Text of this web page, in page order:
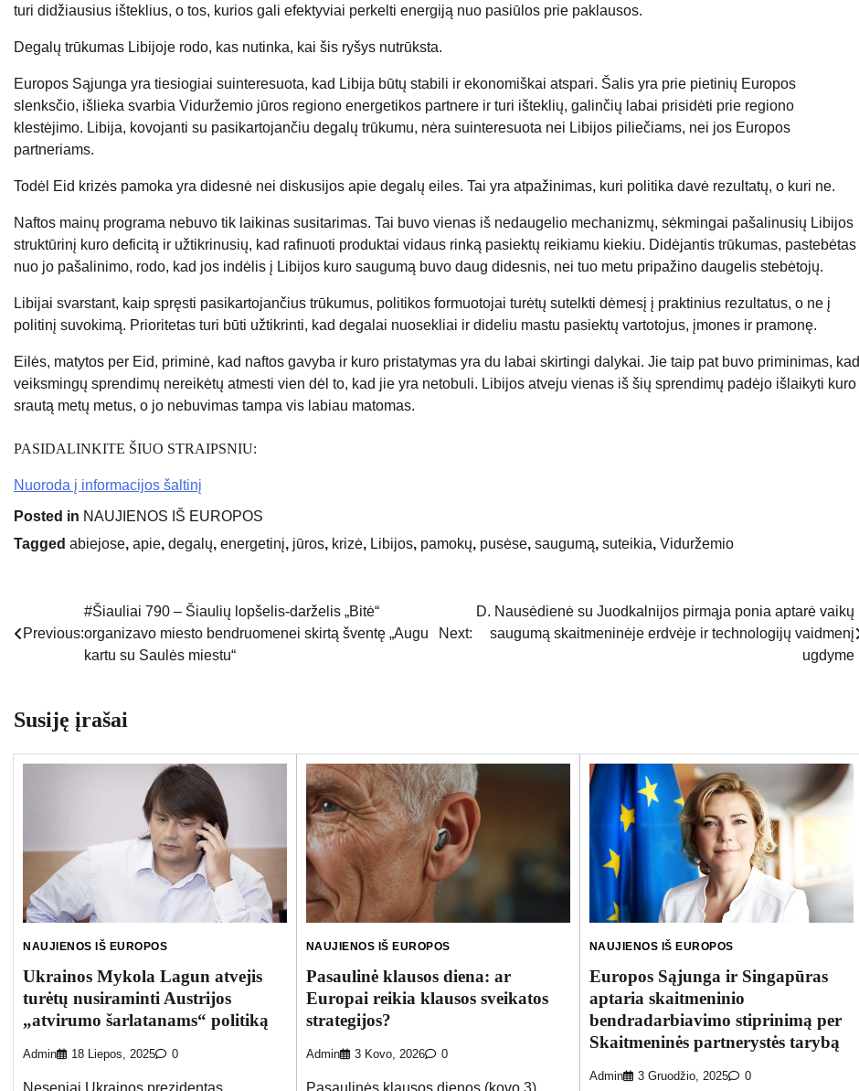
turi didžiausius išteklius, o tos, kurios gali efektyviai perkelti energiją nuo pasiūlos prie paklausos.
Degalų trūkumas Libijoje rodo, kas nutinka, kai šis ryšys nutrūksta.
Europos Sąjunga yra tiesiogiai suinteresuota, kad Libija būtų stabili ir ekonomiškai atspari. Šalis yra prie pietinių Europos
slenksčio, išlieka svarbia Viduržemio jūros regiono energetikos partnere ir turi išteklių, galinčių labai prisidėti prie regiono
klestėjimo. Libija, kovojanti su pasikartojančiu degalų trūkumu, nėra suinteresuota nei Libijos piliečiams, nei jos Europos
partneriams.
Todėl Eid krizės pamoka yra didesnė nei diskusijos apie degalų eiles. Tai yra atpažinimas, kuri politika davė rezultatų, o kuri ne.
Naftos mainų programa nebuvo tik laikinas susitarimas. Tai buvo vienas iš nedaugelio mechanizmų, sėkmingai pašalinusių Libijos
struktūrinį kuro deficitą ir užtikrinusių, kad rafinuoti produktai vidaus rinką pasiektų reikiamu kiekiu. Didėjantis trūkumas, pastebėtas
nuo jo pašalinimo, rodo, kad jos indėlis į Libijos kuro saugumą buvo daug didesnis, nei tuo metu pripažino daugelis stebėtojų.
Libijai svarstant, kaip spręsti pasikartojančius trūkumus, politikos formuotojai turėtų sutelkti dėmesį į praktinius rezultatus, o ne į
politinį suvokimą. Prioritetas turi būti užtikrinti, kad degalai nuosekliai ir dideliu mastu pasiektų vartotojus, įmones ir pramonę.
Eilės, matytos per Eid, priminė, kad naftos gavyba ir kuro pristatymas yra du labai skirtingi dalykai. Jie taip pat buvo priminimas, kad
veiksmingų sprendimų nereikėtų atmesti vien dėl to, kad jie yra netobuli. Libijos atveju vienas iš šių sprendimų padėjo išlaikyti kuro
srautą metų metus, o jo nebuvimas tampa vis labiau matomas.
PASIDALINKITE ŠIUO STRAIPSNIU:
Nuoroda į informacijos šaltinį
Posted in NAUJIENOS IŠ EUROPOS
Tagged abiejose, apie, degalų, energetinį, jūros, krizė, Libijos, pamokų, pusėse, saugumą, suteikia, Viduržemio
Navigacija
Previous:
#Šiauliai 790 – Šiaulių lopšelis-darželis „Bitė“
organizavo miesto bendruomenei skirtą šventę „Augu
kartu su Saulės miestu“
Next:
D. Nausėdienė su Juodkalnijos pirmąja ponia aptarė vaikų
saugumą skaitmeninėje erdvėje ir technologijų vaidmenį
ugdyme
Susiję įrašai
NAUJIENOS IŠ EUROPOS
Ukrainos Mykola Lagun atvejis
turėtų nusiraminti Austrijos
„atvirumo šarlatanams“ politiką
Admin 18 Liepos, 2025 0
NAUJIENOS IŠ EUROPOS
Pasaulinė klausos diena: ar
Europai reikia klausos sveikatos
strategijos?
Admin 3 Kovo, 2026 0
NAUJIENOS IŠ EUROPOS
Europos Sąjunga ir Singapūras
aptaria skaitmeninio
bendradarbiavimo stiprinimą per
Skaitmeninės partnerystės tarybą
Admin 3 Gruodžio, 2025 0